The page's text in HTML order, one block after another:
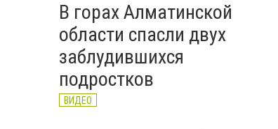
В горах Алматинской
области спасли двух
заблудившихся
подростков
ВИДЕО